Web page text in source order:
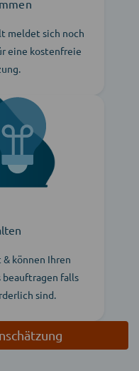
meldet sich noch
eine kostenfreie
können Ihren
falls
sind.